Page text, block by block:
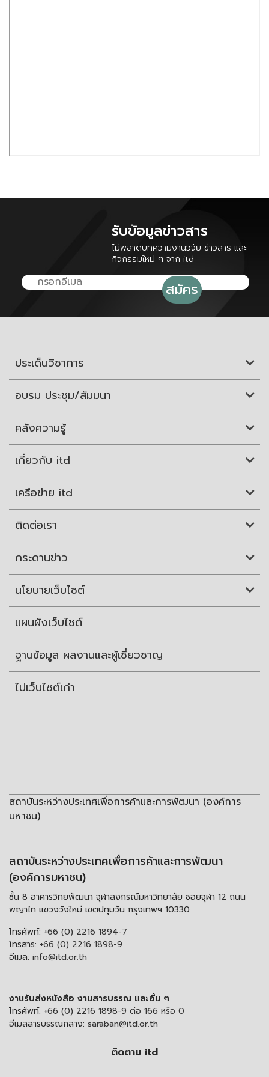
รับข้อมูลข่าวสาร
ไม่พลาดบทความงานวิจัย ข่าวสาร และ
กิจกรรมใหม่ ๆ จาก itd
ประเด็นวิชาการ
อบรม ประชุม/สัมมนา
คลังความรู้
เกี่ยวกับ itd
เครือข่าย itd
ติดต่อเรา
กระดานข่าว
นโยบายเว็บไซต์
แผนผังเว็บไซต์
ฐานข้อมูล ผลงานและผู้เชี่ยวชาญ
ไปเว็บไซต์เก่า
สถาบันระหว่างประเทศเพื่อการค้าและการพัฒนา (องค์การ
มหาชน)
สถาบันระหว่างประเทศเพื่อการค้าและการพัฒนา
(องค์การมหาชน)
ชั้น 8 อาคารวิทยพัฒนา จุฬาลงกรณ์มหาวิทยาลัย ซอยจุฬา 12 ถนน
พญาไท แขวงวังใหม่ เขตปทุมวัน กรุงเทพฯ 10330
โทรศัพท์: +66 (0) 2216 1894-7
โทรสาร: +66 (0) 2216 1898-9
อีเมล: info@itd.or.th
งานรับส่งหนังสือ งานสารบรรณ และอื่น ๆ
โทรศัพท์: +66 (0) 2216 1898-9 ต่อ 166 หรือ 0
อีเมลสารบรรณกลาง: saraban@itd.or.th
ติดตาม itd